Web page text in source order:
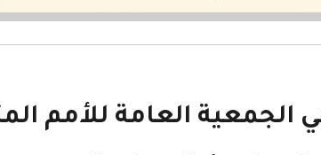
الجمعية العامة للأمم